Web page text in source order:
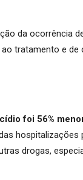
da ocorrência
tratamento e de
foi 56%
drogas,